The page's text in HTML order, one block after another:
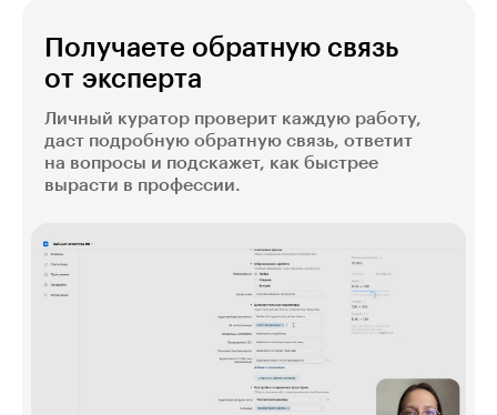
Получаете обратную связь
от эксперта
Личный куратор проверит каждую работу,
даст подробную обратную связь, ответит
на вопросы и подскажет, как быстрее
вырасти в профессии.